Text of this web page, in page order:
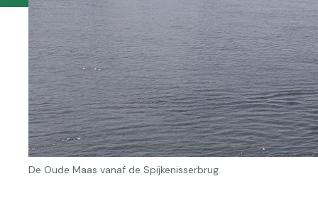
De Oude Maas vanaf de Spijkenisserbrug.